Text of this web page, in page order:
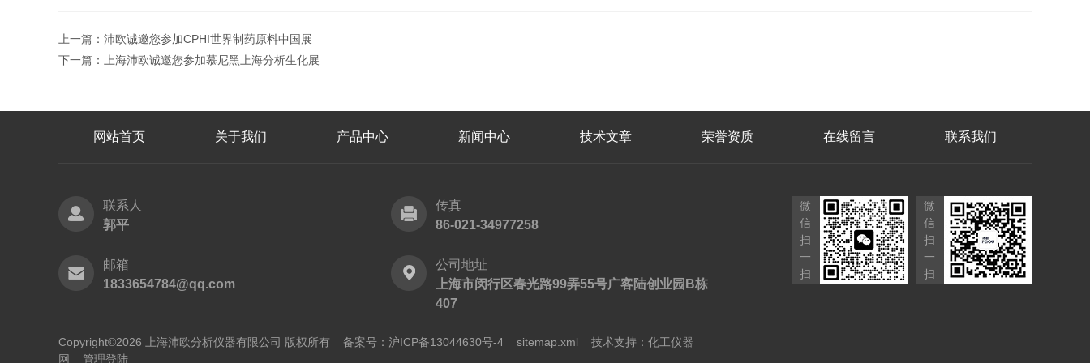
上一篇： 沛欧诚邀您参加CPHI世界制药原料中国展
下一篇：
上海沛欧诚邀您参加慕尼黑上海分析生化展
网站首页 关于我们 产品中心 新闻中心 技术文章 荣誉资质 在线留言 联系我们
联系人
郭平
传真
86-021-34977258
邮箱
1833654784@qq.com
公司地址
上海市闵行区春光路99弄55号广客陆创业园B栋
407
微
信
扫
一
扫
微
信
扫
一
扫
Copyright©2026 上海沛欧分析仪器有限公司 版权所有 备案号：沪ICP备13044630号-4 sitemap.xml 技术支持： 化工仪器
网
管理登陆